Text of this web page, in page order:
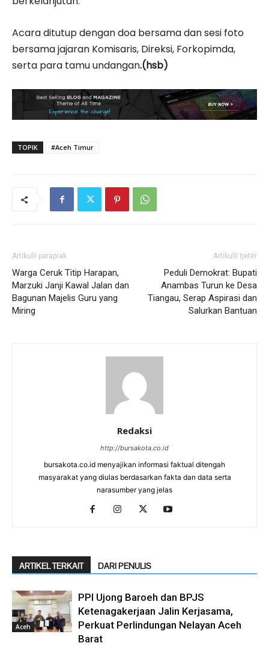
Acara ditutup dengan doa bersama dan sesi foto
bersama jajaran Komisaris, Direksi, Forkopimda,
serta para tamu undangan.(hsb)
TOPIK #Aceh Timur
Artikulli paraprak
Warga Ceruk Titip Harapan,
Marzuki Janji Kawal Jalan dan
Bagunan Majelis Guru yang
Miring
Artikulli tjetër
Peduli Demokrat: Bupati
Anambas Turun ke Desa
Tiangau, Serap Aspirasi dan
Salurkan Bantuan
Redaksi
http://bursakota.co.id
bursakota.co.id menyajikan informasi faktual ditengah
masyarakat yang diulas berdasarkan fakta dan data serta
narasumber yang jelas
ARTIKEL TERKAIT DARI PENULIS
Aceh
PPI Ujong Baroeh dan BPJS
Ketenagakerjaan Jalin Kerjasama,
Perkuat Perlindungan Nelayan Aceh
Barat